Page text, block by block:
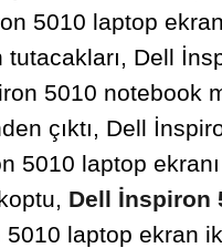
5010 laptop
Dell
5010 notebook
çıktı, Dell
5010 laptop
Dell İnspiron
laptop ekran